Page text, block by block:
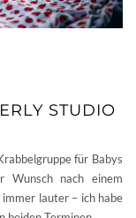
STUDIO
für Babys
nach einem
lauter – ich habe